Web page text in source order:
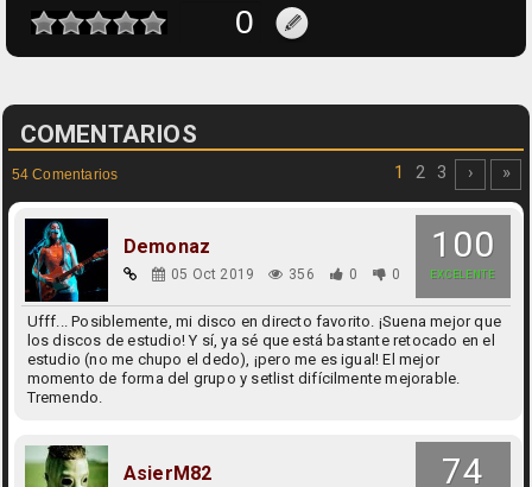
COMENTARIOS
54 Comentarios 1 2 3 › »
100
EXCELENTE
Demonaz
05 Oct 2019 356 0 0
Ufff... Posiblemente, mi disco en directo favorito. ¡Suena mejor que
los discos de estudio! Y sí, ya sé que está bastante retocado en el
estudio (no me chupo el dedo), ¡pero me es igual! El mejor
momento de forma del grupo y setlist difícilmente mejorable.
Tremendo.
74
AsierM82